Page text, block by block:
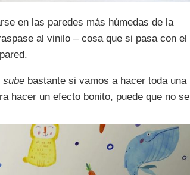
en las paredes más húmedas de la
al vinilo – cosa que si pasa con el
sube bastante si vamos a hacer toda una
hacer un efecto bonito, puede que no se